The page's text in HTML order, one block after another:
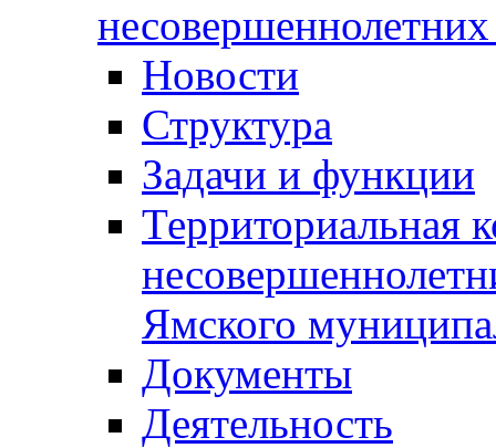
Новости
Структура
Задачи и функции
Территориальная
Ямского
Документы
Деятельность